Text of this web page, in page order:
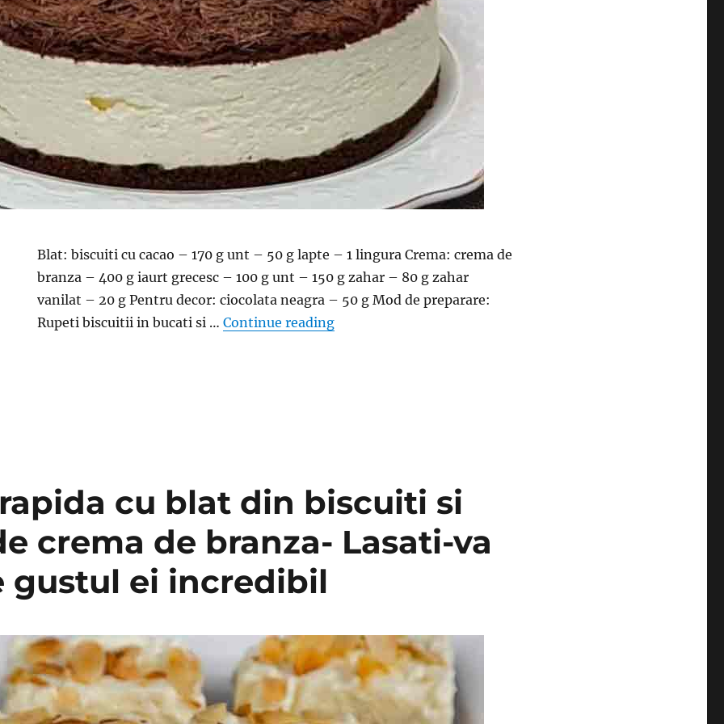
Blat: biscuiti cu cacao – 170 g unt – 50 g lapte – 1 lingura Crema: crema de
branza – 400 g iaurt grecesc – 100 g unt – 150 g zahar – 80 g zahar
vanilat – 20 g Pentru decor: ciocolata neagra – 50 g Mod de preparare:
Rupeti biscuitii in bucati si …Continue reading“Tort cu ciocolata, crema de branza si iaurt. Simplu si foarte
cu blat din biscuiti si
crema de branza- Lasati-va
gustul ei incredibil